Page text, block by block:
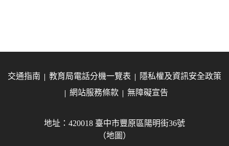
交通指南 教育局電話分機一覽表
隱私權及資訊安全政策
網站服務條款
無障礙宣告
地址：420018 臺中市豐原區陽明街36號
（地圖）